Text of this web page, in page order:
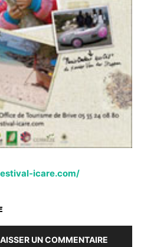
icare.com/
UN COMMENTAIRE